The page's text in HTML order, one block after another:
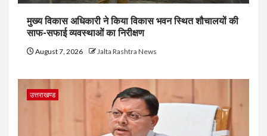
मुख्य विकास अधिकारी ने किया विकास भवन स्थित शौचालयों की
साफ-सफाई व्यवस्थाओं का निरीक्षण
August 7, 2026 Jalta Rashtra News
उत्तराखण्ड